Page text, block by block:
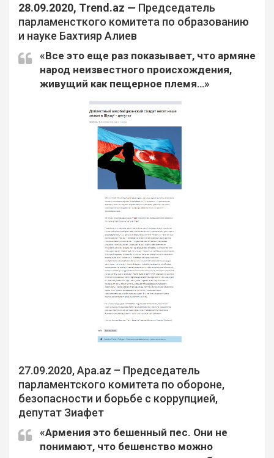
28.09.2020, Тrend.az — Председатель
парламенсткого комитета по образованию
и науке Бахтияр Алиев
«Все это еще раз показывает, что армяне
народ неизвестного происхождения,
живущий как пещерное племя…»
27.09.2020, Apa.az – Председатель
парламентского комитета по обороне,
безопасности и борьбе с коррупцией,
депутат Зиафет
«Армения это бешенный пес. Они не
понимают, что бешенство можно